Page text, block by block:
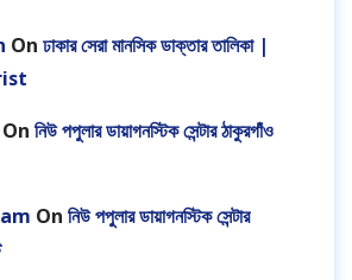
On ঢাকার সেরা মানসিক ডাক্তার তালিকা |
নিউ পপুলার ডায়াগনস্টিক সেন্টার ঠাকুরগাঁও
On নিউ পপুলার ডায়াগনস্টিক সেন্টার